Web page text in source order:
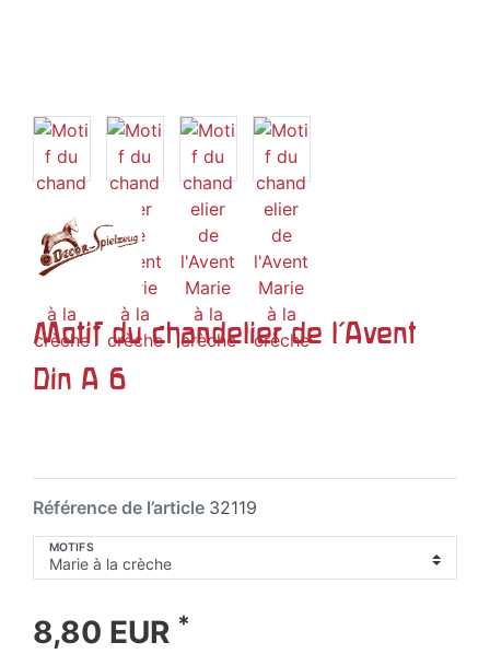
Motif du chandelier de l'Avent
Din A 6
Référence de l’article 32119
MOTIFS
8,80 EUR *